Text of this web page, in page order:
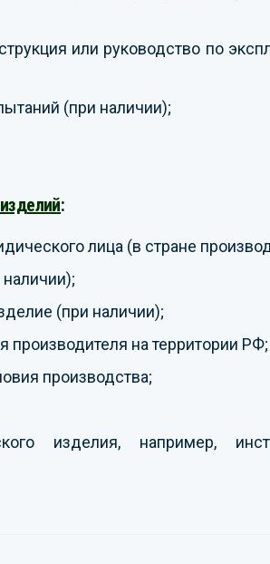
или руководство по
(при наличии);
:
лица (в стране
(при наличии);
производителя на территории РФ;
производства;
изделия, например,